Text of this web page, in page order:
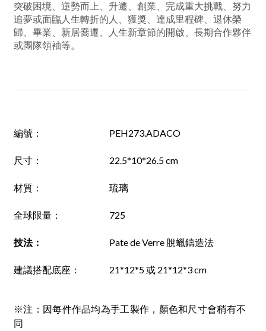
突破困境、逆勢而上、升遷、創業、完成重大挑戰、努力
追夢或面臨人生轉折的人、獲獎、達成里程碑、退休榮
歸、畢業、新居喬遷、人生新章節的開啟、長期合作夥伴
或團隊領袖等。
編號 ： PEH273.ADACO
尺寸 ： 22.5*10*26.5 cm
材質 ： 琉璃
全球限量： 725
技法： Pate de Verre 脫蠟鑄造法
建議搭配底座 ： 21*12*5 或 21*12*3 cm
※注：因每件作品均為手工製作，顏色和尺寸會稍有不
同